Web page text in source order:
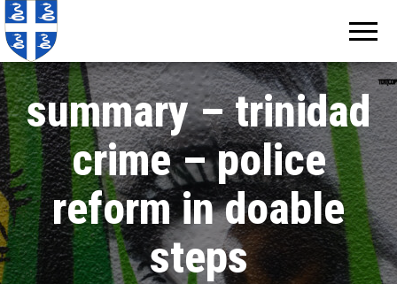
summary – trinidad
crime – police
reform in doable
steps